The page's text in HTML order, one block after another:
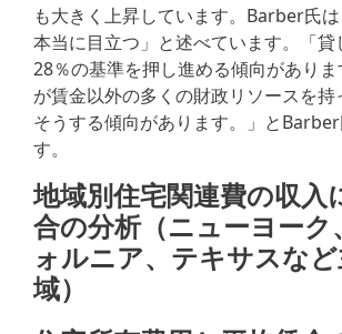
も大きく上昇しています。Barber氏
本当に目立つ」と述べています。「
28％の基準を押し進める傾向があり
が賃金以外の多くの財政リソースを持
そうする傾向があります。」と
す。
地域別住宅関連費の収入
合の分析（ニューヨーク
ォルニア、テキサスな
域）